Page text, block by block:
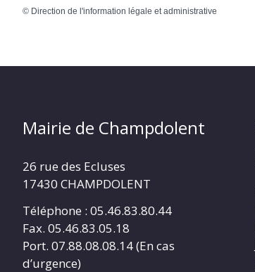
© Direction de l'information légale et administrative
Mairie de Champdolent
26 rue des Ecluses
17430 CHAMPDOLENT
Téléphone : 05.46.83.80.44
Fax. 05.46.83.05.18
Port. 07.88.08.08.14 (En cas
d’urgence)